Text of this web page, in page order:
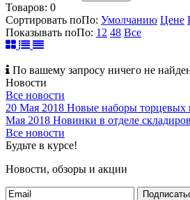
Товаров: 0
Сортировать поПо: Умолчанию Цене
Показывать поПо: 12 48 Все
По вашему запросу ничего не
Новости
Все новости
20 Мая 2018 Новые наборы торцевых
Мая 2018 Новинки в отделе
Все новости
Будьте в курсе!
Новости, обзоры и акции